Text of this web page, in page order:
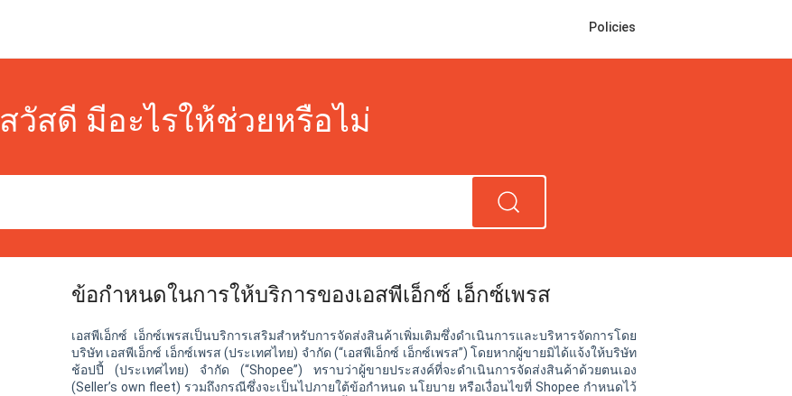
Policies
สวัสดี มีอะไรให้ช่วยหรือไม่
ข้อกำหนดในการให้บริการของเอสพีเอ็กซ์ เอ็กซ์เพรส
เอสพีเอ็กซ์ เอ็กซ์เพรสเป็นบริการเสริมสำหรับการจัดส่งสินค้าเพิ่มเติมซึ่งดำเนินการและบริหารจัดการโดย
บริษัท เอสพีเอ็กซ์ เอ็กซ์เพรส (ประเทศไทย) จำกัด (“เอสพีเอ็กซ์ เอ็กซ์เพรส”) โดยหากผู้ขายมิได้แจ้งให้บริษัท
ช้อปปี้ (ประเทศไทย) จำกัด (“Shopee”) ทราบว่าผู้ขายประสงค์ที่จะดำเนินการจัดส่งสินค้าด้วยตนเอง
(Seller’s own fleet) รวมถึงกรณีซึ่งจะเป็นไปภายใต้ข้อกำหนด นโยบาย หรือเงื่อนไขที่ Shopee กำหนดไว้